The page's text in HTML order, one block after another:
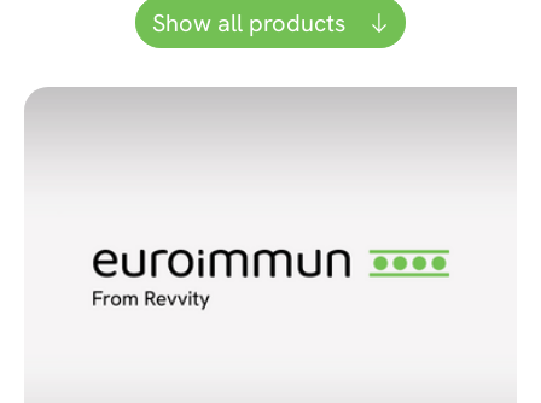
Show all products